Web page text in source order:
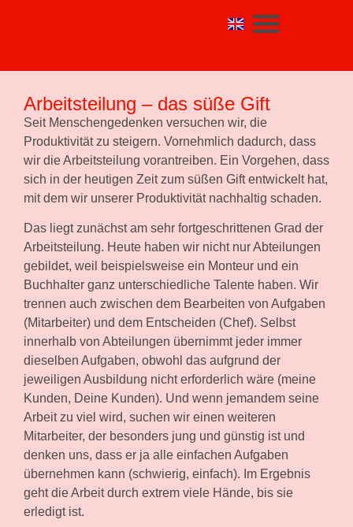
Arbeitsteilung – das süße Gift
Seit Menschengedenken versuchen wir, die
Produktivität zu steigern. Vornehmlich dadurch, dass
wir die Arbeitsteilung vorantreiben. Ein Vorgehen, dass
sich in der heutigen Zeit zum süßen Gift entwickelt hat,
mit dem wir unserer Produktivität nachhaltig schaden.
Das liegt zunächst am sehr fortgeschrittenen Grad der
Arbeitsteilung. Heute haben wir nicht nur Abteilungen
gebildet, weil beispielsweise ein Monteur und ein
Buchhalter ganz unterschiedliche Talente haben. Wir
trennen auch zwischen dem Bearbeiten von Aufgaben
(Mitarbeiter) und dem Entscheiden (Chef). Selbst
innerhalb von Abteilungen übernimmt jeder immer
dieselben Aufgaben, obwohl das aufgrund der
jeweiligen Ausbildung nicht erforderlich wäre (meine
Kunden, Deine Kunden). Und wenn jemandem seine
Arbeit zu viel wird, suchen wir einen weiteren
Mitarbeiter, der besonders jung und günstig ist und
denken uns, dass er ja alle einfachen Aufgaben
übernehmen kann (schwierig, einfach). Im Ergebnis
geht die Arbeit durch extrem viele Hände, bis sie
erledigt ist.